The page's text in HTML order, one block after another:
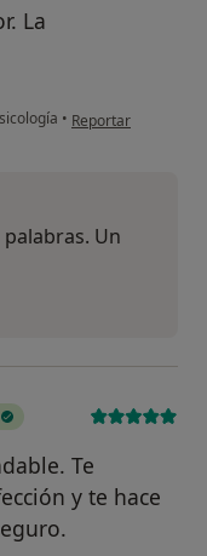
La
• en opinión del
Reportar
Un
Te
y te hace